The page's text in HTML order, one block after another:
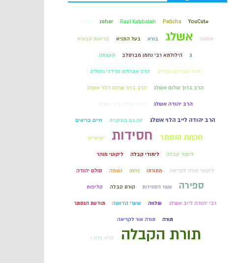
#YouCut
Peticha
Real Kabbalah
zohar אלול
אמונה אשלג בורא בעל התניא בריאות טבעית
ג הילולתא רבי נחמן מברסלב העצמה
הרב אברהם גוטליב הרב אברהם מרדכי גוטליב
הרב ברוך שלום אשלג הרב ברוך שלום הלוי אשלג
הרב יהודה אשלג הרב יהודה ליב אשלג
הרב יהודה לייב הלוי אשלג זה גם בתיקייה חיים בריאים
חכמת הנסתר חסידות יארצייט
לימוד קבלה לימודי קבלה ליקוטי מוהר
ליקוטי תורה לקריאה מתורתו נחמן נשמה סולם יהודה
ספירה עשר הספירות קורס קבלה קליפות
רבי יהודה לייב אשלג שלווה שערי קדושה תודעת הנסתר
תורה תורה אור לקריאה
תורת הקבלה תניא פרק ג